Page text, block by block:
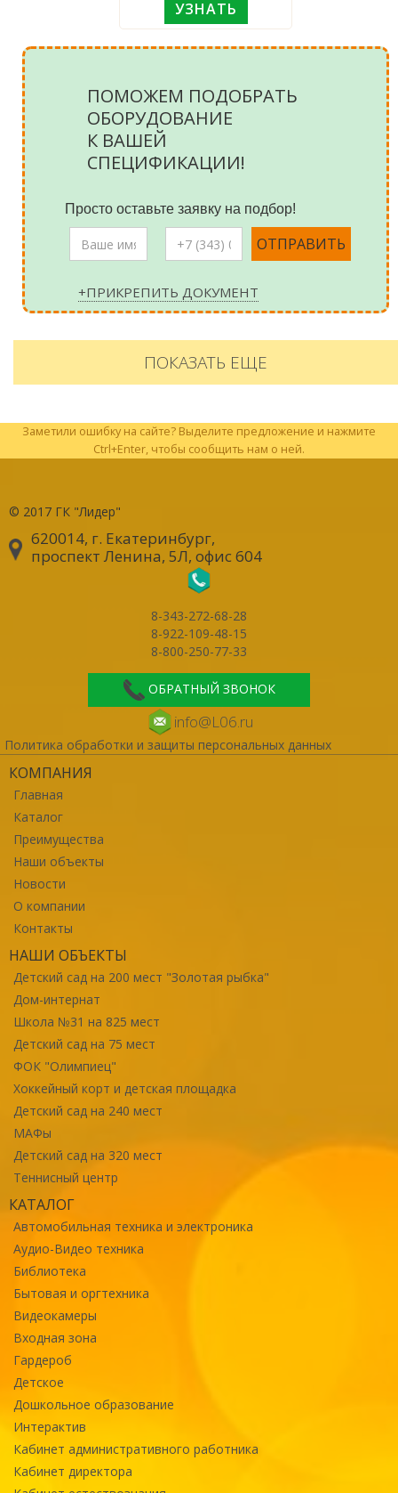
УЗНАТЬ
ПОМОЖЕМ ПОДОБРАТЬ
ОБОРУДОВАНИЕ
К ВАШЕЙ
СПЕЦИФИКАЦИИ!
Просто оставьте заявку на подбор!
+ПРИКРЕПИТЬ ДОКУМЕНТ
ПОКАЗАТЬ ЕЩЕ
Заметили ошибку на сайте? Выделите предложение и нажмите
Ctrl+Enter, чтобы сообщить нам о ней.
© 2017 ГК "Лидер"
620014, г. Екатеринбург,
проспект Ленина, 5Л, офис 604
8-343-272-68-28
8-922-109-48-15
8-800-250-77-33
ОБРАТНЫЙ ЗВОНОК
info@L06.ru
Политика обработки и защиты персональных данных
КОМПАНИЯ
Главная
Каталог
Преимущества
Наши объекты
Новости
О компании
Контакты
НАШИ ОБЪЕКТЫ
Детский сад на 200 мест "Золотая рыбка"
Дом-интернат
Школа №31 на 825 мест
Детский сад на 75 мест
ФОК "Олимпиец"
Хоккейный корт и детская площадка
Детский сад на 240 мест
МАФы
Детский сад на 320 мест
Теннисный центр
КАТАЛОГ
Автомобильная техника и электроника
Аудио-Видео техника
Библиотека
Бытовая и оргтехника
Видеокамеры
Входная зона
Гардероб
Детское
Дошкольное образование
Интерактив
Кабинет административного работника
Кабинет директора